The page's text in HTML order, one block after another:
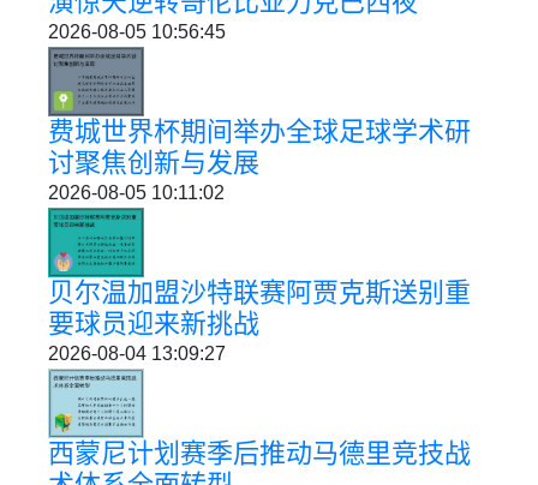
2026-08-05 10:56:45
费城世界杯期间举办全球足球学术研
讨聚焦创新与发展
2026-08-05 10:11:02
贝尔温加盟沙特联赛阿贾克斯送别重
要球员迎来新挑战
2026-08-04 13:09:27
西蒙尼计划赛季后推动马德里竞技战